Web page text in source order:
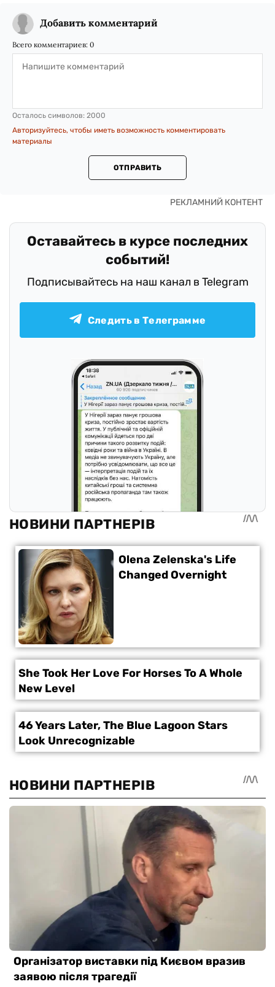
Добавить комментарий
Всего комментариев: 0
Осталось символов: 2000
Авторизуйтесь, чтобы иметь возможность комментировать
материалы
ОТПРАВИТЬ
Оставайтесь в курсе последних
событий!
Подписывайтесь на наш канал в Telegram
Следить в Телеграмме